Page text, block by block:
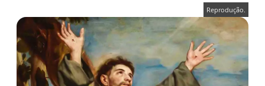
Reprodução.